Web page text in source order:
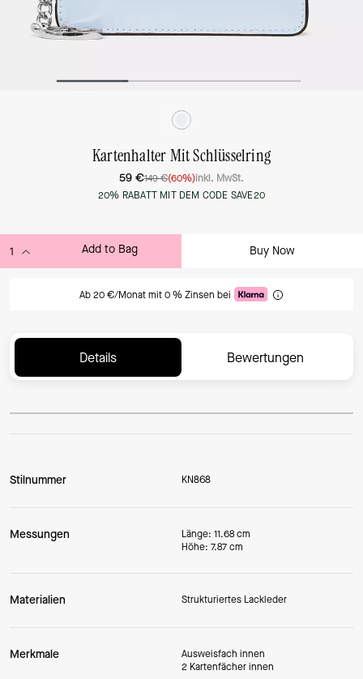
Kartenhalter Mit Schlüsselring
59 €149 €(60%)inkl. MwSt.
20% RABATT MIT DEM CODE SAVE20
Add to Bag Buy Now
Ab 20 €/Monat mit 0 % Zinsen bei
Details Bewertungen
Stilnummer KN868
Messungen
Länge: 11.68 cm
Höhe: 7.87 cm
Materialien Strukturiertes Lackleder
Merkmale
Ausweisfach innen
2 Kartenfächer innen